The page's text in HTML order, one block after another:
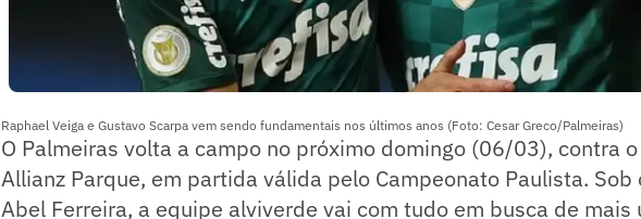
Raphael Veiga e Gustavo Scarpa vem sendo fundamentais nos últimos anos (Foto: Cesar Greco/Palmeiras)
O Palmeiras volta a campo no próximo domingo (06/03), contra
Allianz Parque, em partida válida pelo Campeonato Paulista. Sob
Abel Ferreira, a equipe alviverde vai com tudo em busca de mais